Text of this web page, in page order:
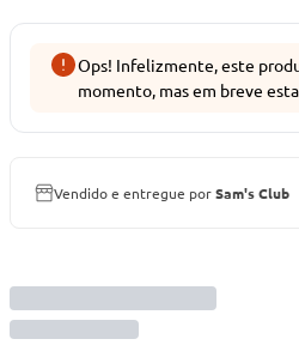
Ops! Infelizmente, este
momento, mas em breve
Vendido e entregue porSam's Club